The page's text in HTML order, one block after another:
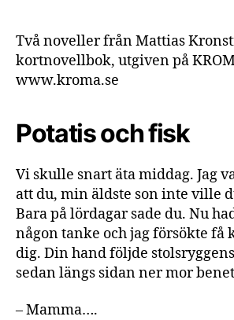
Två noveller från Mattias
kortnovellbok, utgiven på
www.kroma.se
Potatis och fisk
Vi skulle snart äta middag. Jag
att du, min äldste son inte ville
Bara på lördagar sade du. Nu
någon tanke och jag försökte få
dig. Din hand följde
sedan längs sidan ner mor
– Mamma….